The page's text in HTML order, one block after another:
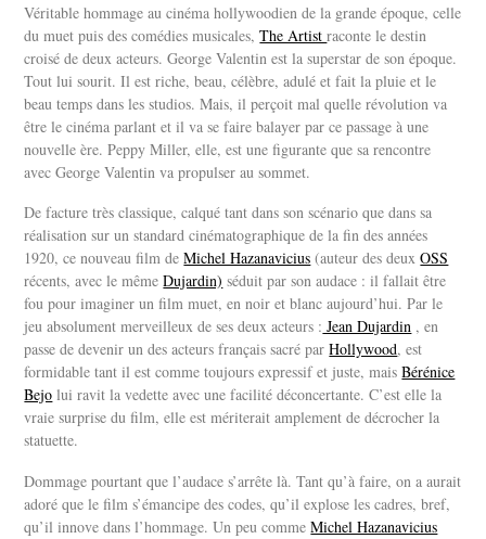
Véritable hommage au cinéma hollywoodien de la grande époque, celle
du muet puis des comédies musicales,The Artistraconte le destin
croisé de deux acteurs. George Valentin est la superstar de son époque.
Tout lui sourit. Il est riche, beau, célèbre, adulé et fait la pluie et le
beau temps dans les studios. Mais, il perçoit mal quelle révolution va
être le cinéma parlant et il va se faire balayer par ce passage à une
nouvelle ère. Peppy Miller, elle, est une figurante que sa rencontre
avec George Valentin va propulser au sommet.
De facture très classique, calqué tant dans son scénario que dans sa
réalisation sur un standard cinématographique de la fin des années
1920, ce nouveau film deMichel Hazanavicius (auteur des deuxOSS
récents, avec le mêmeDujardin) séduit par son audace : il fallait être
fou pour imaginer un film muet, en noir et blanc aujourd’hui. Par le
jeu absolument merveilleux de ses deux acteurs : Jean Dujardin , en
passe de devenir un des acteurs français sacré parHollywood, est
formidable tant il est comme toujours expressif et juste, maisBérénice
Bejo lui ravit la vedette avec une facilité déconcertante. C’est elle la
vraie surprise du film, elle est mériterait amplement de décrocher la
statuette.
Dommage pourtant que l’audace s’arrête là. Tant qu’à faire, on a aurait
adoré que le film s’émancipe des codes, qu’il explose les cadres, bref,
qu’il innove dans l’hommage. Un peu commeMichel Hazanavicius